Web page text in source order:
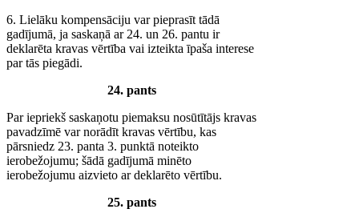
6. Lielāku kompensāciju var pieprasīt tādā
gadījumā, ja saskaņā ar 24. un 26. pantu ir
deklarēta kravas vērtība vai izteikta īpaša interese
par tās piegādi.
24. pants
Par iepriekš saskaņotu piemaksu nosūtītājs kravas
pavadzīmē var norādīt kravas vērtību, kas
pārsniedz 23. panta 3. punktā noteikto
ierobežojumu; šādā gadījumā minēto
ierobežojumu aizvieto ar deklarēto vērtību.
25. pants